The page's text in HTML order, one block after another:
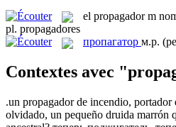
el propagador m
pl. propagadores
пропагатор м.р.
Contextes avec
.un propagadorde incendio, portador
olvidado, un pequeño druida marrón